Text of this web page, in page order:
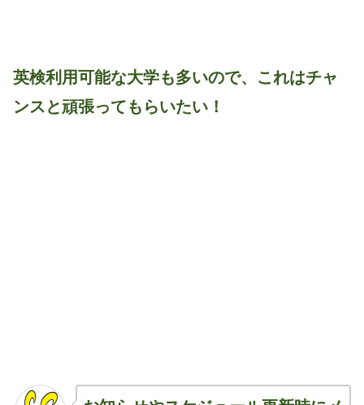
英検利用可能な大学も多いので、これはチャ
ンスと頑張ってもらいたい！